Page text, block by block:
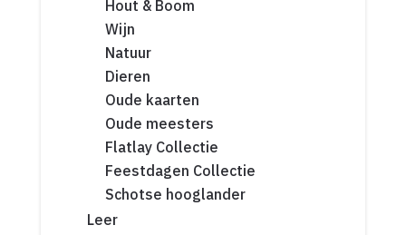
Hout & Boom
Wijn
Natuur
Dieren
Oude kaarten
Oude meesters
Flatlay Collectie
Feestdagen Collectie
Schotse hooglander
Leer